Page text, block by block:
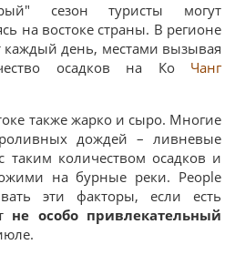
сезон туристы могут
на востоке страны. В регионе
день, местами вызывая
осадков на Ко Чанг
также жарко и сыро. Многие
дождей – ливневые
таким количеством осадков и
на бурные реки. People
эти факторы, если есть
не особо привлекательный